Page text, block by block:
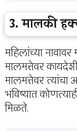
3. मालकी
महिलांच्या
मालमत्तेवर
मालमत्तेवर
भविष्यात
मिळते.